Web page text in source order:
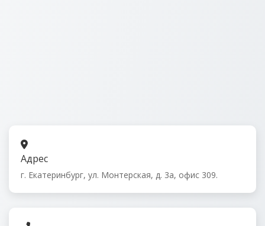
Адрес
г. Екатеринбург, ул. Монтерская, д. 3а, офис 309.